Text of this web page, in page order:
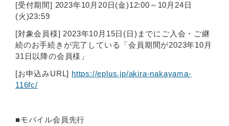
[受付期間] 2023年10月20日(金)12:00～10月24日
(火)23:59
[対象会員様] 2023年10月15日(日)までにご入会・ご継
続のお手続きが完了している「会員期間が2023年10月
31日以降の会員様」
[お申込みURL] https://eplus.jp/akira-nakayama-
116fc/
■モバイル会員先行